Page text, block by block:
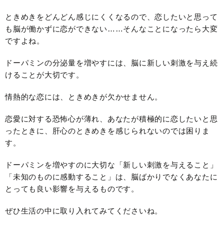
ときめきをどんどん感じにくくなるので、恋したいと思って
も脳が働かずに恋ができない……そんなことになったら大変
ですよね。
ドーパミンの分泌量を増やすには、脳に新しい刺激を与え続
けることが大切です。
情熱的な恋には、ときめきが欠かせません。
恋愛に対する恐怖心が薄れ、あなたが積極的に恋したいと思
ったときに、肝心のときめきを感じられないのでは困りま
す。
ドーパミンを増やすのに大切な「新しい刺激を与えること」
「未知のものに感動すること」は、脳ばかりでなくあなたに
とっても良い影響を与えるものです。
ぜひ生活の中に取り入れてみてくださいね。